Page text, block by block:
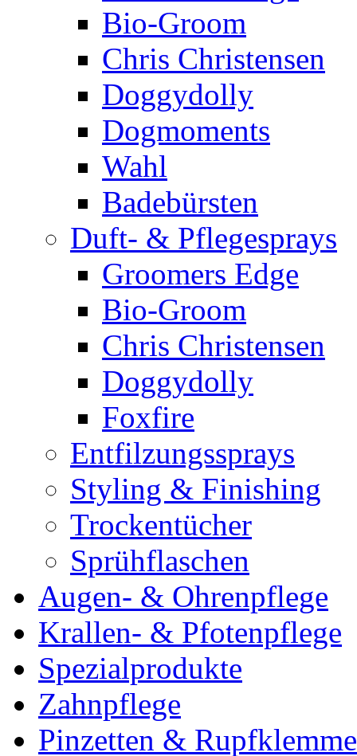
Bio-Groom
Chris Christensen
Doggydolly
Dogmoments
Wahl
Badebürsten
Duft- & Pflegesprays
Groomers Edge
Bio-Groom
Chris Christensen
Doggydolly
Foxfire
Entfilzungssprays
Styling & Finishing
Trockentücher
Sprühflaschen
Augen- & Ohrenpflege
Krallen- & Pfotenpflege
Spezialprodukte
Zahnpflege
Pinzetten &